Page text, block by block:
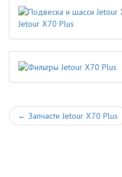
Jetour X70 Plus
← Запчасти Jetour X70 Plus